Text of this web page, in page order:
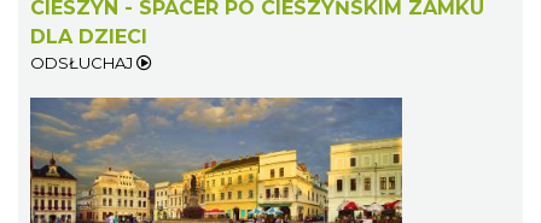
Cieszyn
CIESZYN - SPACER PO CIESZYŃSKIM ZAMKU
DLA DZIECI
ODSŁUCHAJ